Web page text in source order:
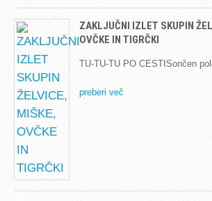
ZAKLJUČNI IZLET SKUPIN
OVČKE IN TIGRČKI
TU-TU-TU PO CESTISončen
preberi več